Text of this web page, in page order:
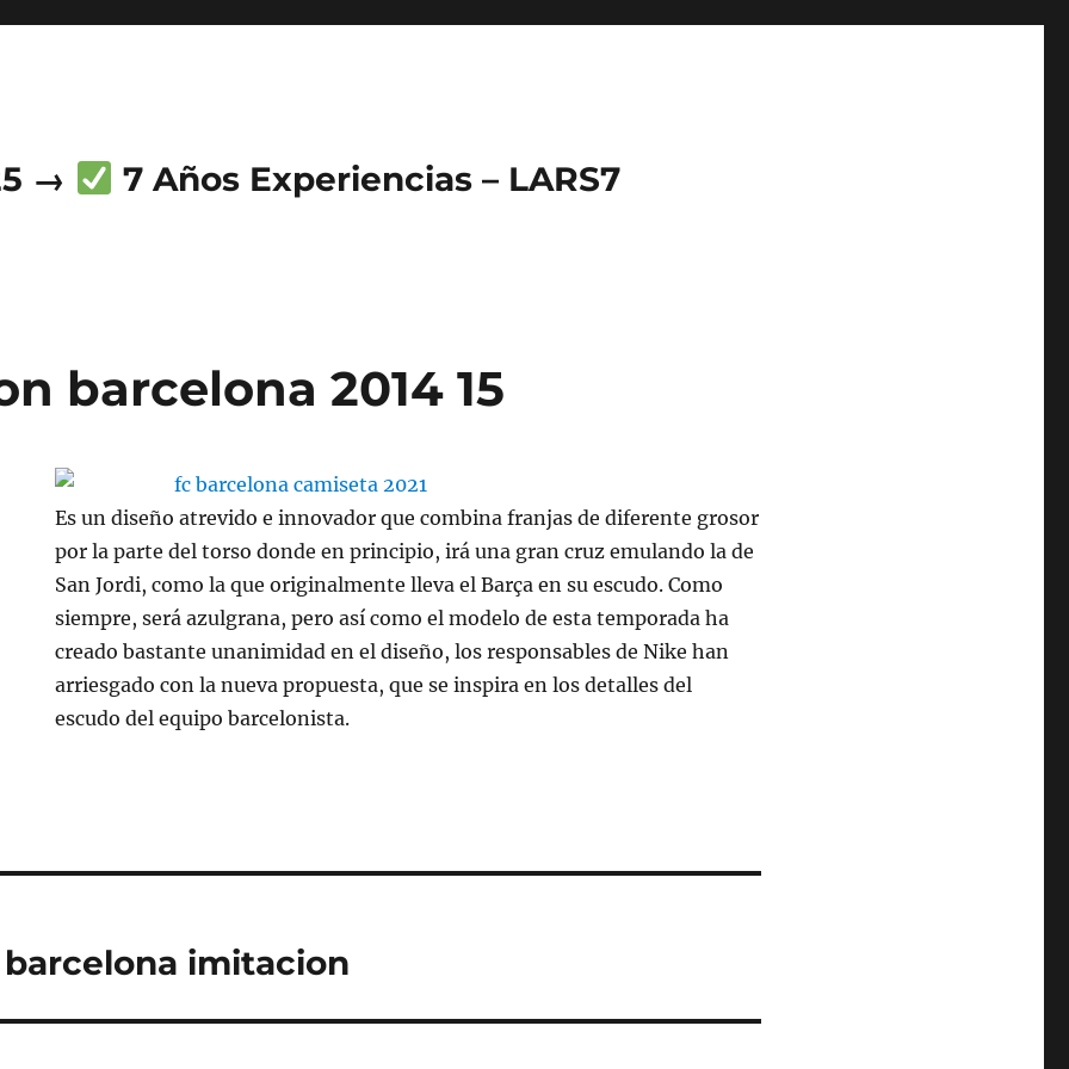
→ 7 Años Experiencias – LARS7
barcelona 2014 15
Es un diseño atrevido e innovador que combina franjas de diferente grosor
por la parte del torso donde en principio, irá una gran cruz emulando la de
San Jordi, como la que originalmente lleva el Barça en su escudo. Como
siempre, será azulgrana, pero así como el modelo de esta temporada ha
creado bastante unanimidad en el diseño, los responsables de Nike han
arriesgado con la nueva propuesta, que se inspira en los detalles del
escudo del equipo barcelonista.
imitacion